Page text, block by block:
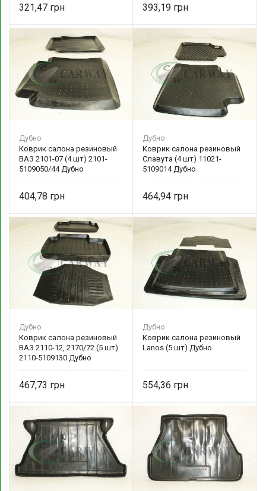
321,47 393,19
Дубно
Коврик салона резиновый
ВАЗ 2101-07 (4 шт) 2101-
5109050/44 Дубно
404,78
Дубно
Коврик салона резиновый
Славута (4 шт) 11021-
5109014 Дубно
464,94
Дубно
Коврик салона резиновый
ВАЗ 2110-12, 2170/72 (5 шт)
2110-5109130 Дубно
467,73
Дубно
Коврик салона резиновый
Lanos (5 шт) Дубно
554,36